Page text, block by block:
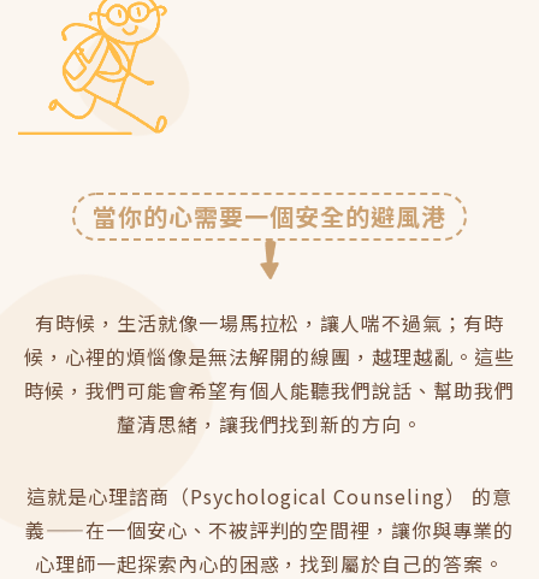
當你的心需要一個安全的避風港
有時候，生活就像一場馬拉松，讓人喘不過氣；有時
候，心裡的煩惱像是無法解開的線團，越理越亂。這些
時候，我們可能會希望有個人能聽我們說話、幫助我們
釐清思緒，讓我們找到新的方向。
這就是心理諮商（Psychological Counseling） 的意
義——在一個安心、不被評判的空間裡，讓你與專業的
心理師一起探索內心的困惑，找到屬於自己的答案。